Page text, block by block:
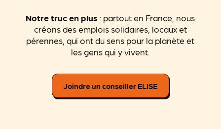
Notre truc en plus : partout en France, nous
créons des emplois solidaires, locaux et
pérennes, qui ont du sens pour la planète et
les gens qui y vivent.
Joindre un conseiller ELISE